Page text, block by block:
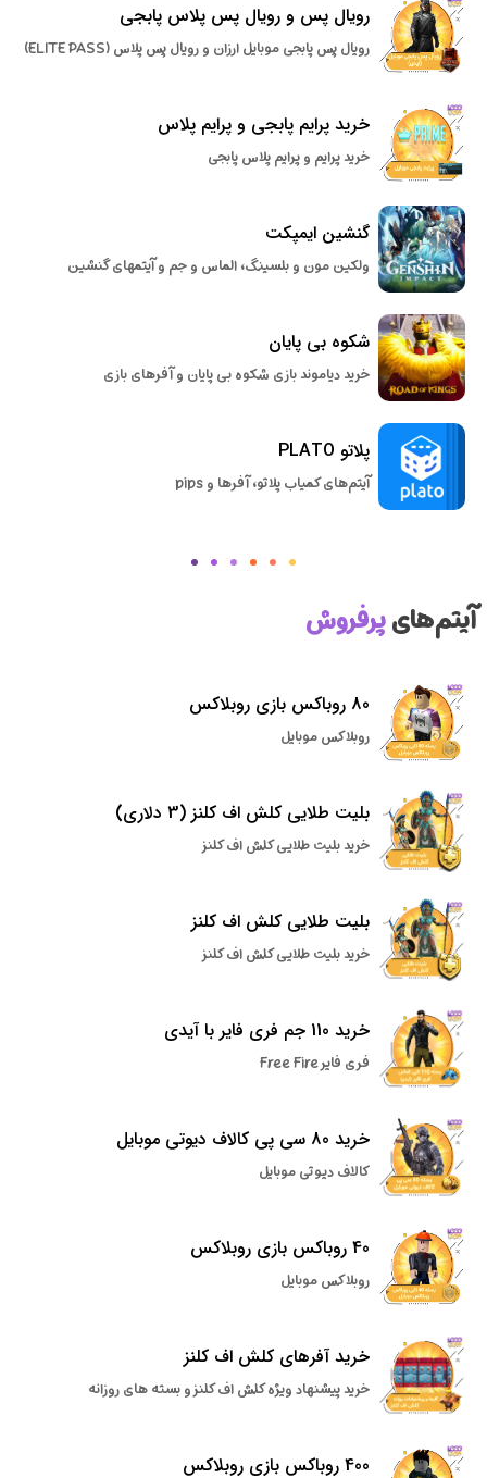
رویال پس و رویال پس پلاس پابجی
رویال پس پابجی موبایل ارزان و رویال پس پلاس (ELITE PASS)
خرید پرایم پابجی و پرایم پلاس
خرید پرایم و پرایم پلاس پابجی
گنشین ایمپکت
ولکین مون و بلسینگ، الماس و جم و آیتمهای گنشین
شکوه بی پایان
خرید دیاموند بازی شکوه بی پایان و آفرهای بازی
پلاتو PLATO
آیتم‌های کمیاب پلاتو، آفرها و pips
آیتم‌هایپرفروش
80 روباکس بازی روبلاکس
روبلاکس موبایل
بلیت طلایی کلش اف کلنز (3 دلاری)
خرید بلیت طلایی کلش اف کلنز
بلیت طلایی کلش اف کلنز
خرید بلیت طلایی کلش اف کلنز
خرید 110 جم فری فایر با آیدی
فری فایر Free Fire
خرید 80 سی پی کالاف دیوتی موبایل
کالاف دیوتی موبایل
40 روباکس بازی روبلاکس
روبلاکس موبایل
خرید آفرهای کلش اف کلنز
خرید پیشنهاد ویژه کلش اف کلنز و بسته های روزانه
400 روباکس بازی روبلاکس